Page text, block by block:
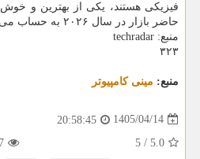
فیزیکی هستند، یکی از بهترین و
حاضر بازار در سال ۲۰۲۶ به حساب می آید.
منبع: techradar
۳۲۳
منبع: مینی كامپیوتر
1405/04/14
20:58:45
5.0
/
5